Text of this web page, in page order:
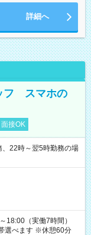
詳細へ
フ スマホの
接OK
22時～翌5時勤務の場
18:00（実働7時間）
選べます ※休憩60分